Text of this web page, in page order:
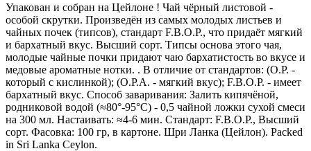
Упакован и собран на Цейлоне ! Чай чёрный листовой -
особой скрутки. Произведён из самых молодых листьев и
чайных почек (типсов), стандарт F.B.O.P., что придаёт мягкий
и бархатный вкус. Высший сорт. Типсы основа этого чая,
молодые чайные почки придают чаю бархатистость во вкусе и
медовые ароматные нотки. . В отличие от стандартов: (O.P. -
который с кислинкой); (O.P.A. - мягкий вкус); F.B.O.P. - имеет
бархатный вкус. Способ заваривания: Залить кипячёной,
родниковой водой (≈80°-95°С) - 0,5 чайной ложки сухой смеси
на 300 мл. Настаивать: ≈4-6 мин. Стандарт: F.B.O.P., Высший
сорт. Фасовка: 100 гр, в картоне. Шри Ланка (Цейлон). Packed
in Sri Lanka Ceylon.